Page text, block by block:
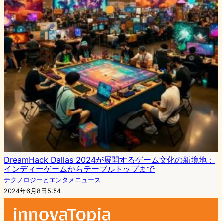
DreamHack Dallas 2024が展開するゲーム文化の新境地：
インディーゲームからテーブルトップまで
テクノロジーとエンタメニュース
2024年6月8日5:54